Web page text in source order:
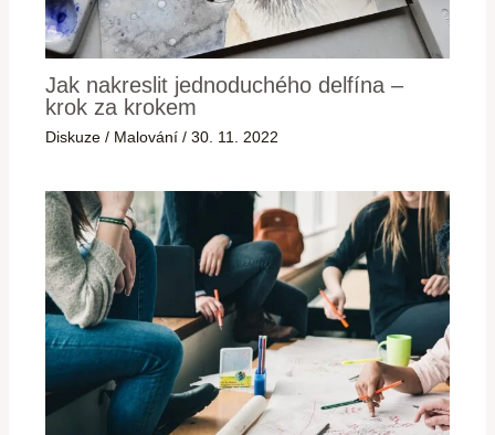
Jak nakreslit jednoduchého delfína –
krok za krokem
Diskuze / Malování /30. 11. 2022